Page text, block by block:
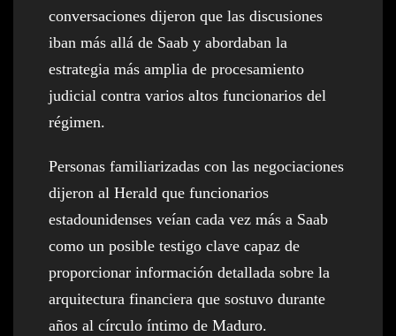
conversaciones dijeron que las discusiones
iban más allá de Saab y abordaban la
estrategia más amplia de procesamiento
judicial contra varios altos funcionarios del
régimen.
Personas familiarizadas con las negociaciones
dijeron al Herald que funcionarios
estadounidenses veían cada vez más a Saab
como un posible testigo clave capaz de
proporcionar información detallada sobre la
arquitectura financiera que sostuvo durante
años al círculo íntimo de Maduro.